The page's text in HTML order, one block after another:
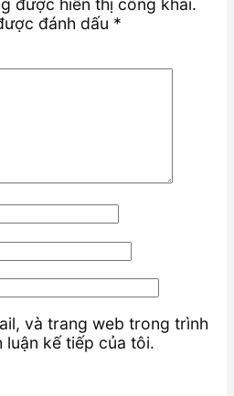
được hiển thị công khai.
đánh dấu *
và trang web trong trình
luận kế tiếp của tôi.